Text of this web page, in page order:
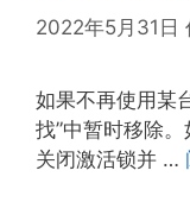
2022年5月31日
如果不再使用某
找”中暂时移除
关闭激活锁并 …